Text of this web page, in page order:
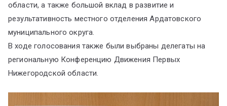
области, а также большой вклад в развитие и
результативность местного отделения Ардатовского
муниципального округа.
В ходе голосования также были выбраны делегаты на
региональную Конференцию Движения Первых
Нижегородской области.